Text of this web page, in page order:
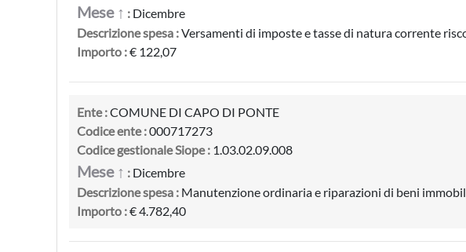
Mese ↑ : Dicembre
Descrizione spesa :Versamenti di imposte e tasse di natura corrente
Importo :€ 122,07
Ente :COMUNE DI CAPO DI PONTE
Codice ente :000717273
Codice gestionale Siope : 1.03.02.09.008
Mese ↑ : Dicembre
Descrizione spesa : Manutenzione ordinaria e riparazioni di beni
Importo :€ 4.782,40